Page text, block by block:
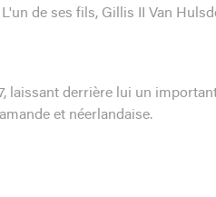
de ses fils, Gillis II Van
laissant derrière lui un
et néerlandaise.